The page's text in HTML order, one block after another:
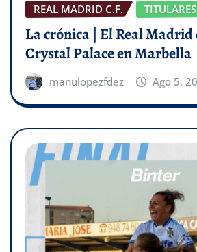
REAL MADRID C.F.
La crónica | El Real Madrid
Crystal Palace en Marbella
manulopezfdez Ago 5,